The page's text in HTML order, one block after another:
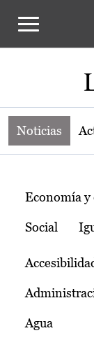
Noticias
Noticias
Temas
Economía y
Social
Agua